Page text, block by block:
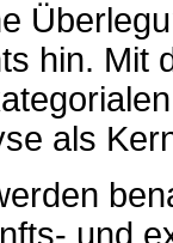
hin. Mit
als
und